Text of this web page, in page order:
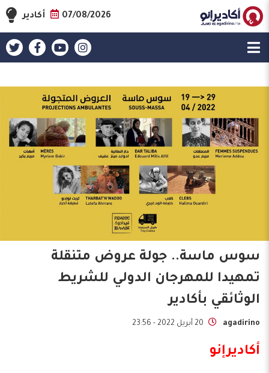
07/08/2026 أكادير
سوس ماسة.. جولة عروض متنقلة
تمهيدا للمهرجان الدولي للشريط
الوثائقي بأكادير
agadirino 20 أبريل 2022 - 23:56
أكاديرإنو